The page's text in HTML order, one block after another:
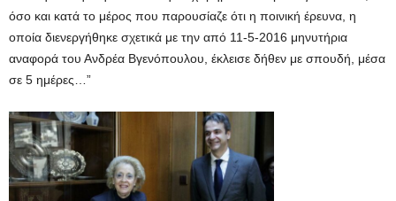
όσο και κατά το μέρος που παρουσίαζε ότι η ποινική έρευνα, η
οποία διενεργήθηκε σχετικά με την από 11-5-2016 μηνυτήρια
αναφορά του Ανδρέα Βγενόπουλου, έκλεισε δήθεν με σπουδή, μέσα
σε 5 ημέρες…”